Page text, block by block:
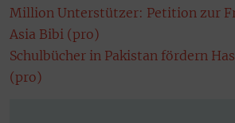
Million Unterstützer: Petition zur
Asia Bibi (pro)
Schulbücher in Pakistan fördern
(pro)